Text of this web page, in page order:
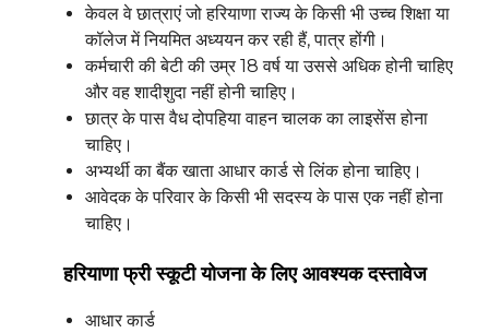
केवल वे छात्राएं जो हरियाणा राज्य के किसी भी उच्च शिक्षा या
कॉलेज में नियमित अध्ययन कर रही हैं, पात्र होंगी।
कर्मचारी की बेटी की उम्र 18 वर्ष या उससे अधिक होनी चाहिए
और वह शादीशुदा नहीं होनी चाहिए।
छात्र के पास वैध दोपहिया वाहन चालक का लाइसेंस होना
चाहिए।
अभ्यर्थी का बैंक खाता आधार कार्ड से लिंक होना चाहिए।
आवेदक के परिवार के किसी भी सदस्य के पास एक नहीं होना
चाहिए।
हरियाणा फ्री स्कूटी योजना के लिए आवश्यक दस्तावेज
आधार कार्ड